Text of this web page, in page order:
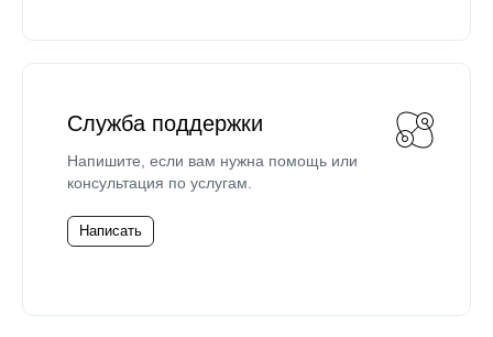
Служба поддержки
Напишите, если вам нужна помощь или
консультация по услугам.
Написать